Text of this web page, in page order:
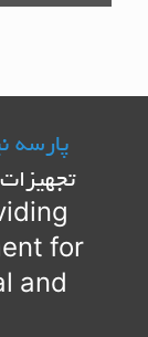
پارسه
for
and